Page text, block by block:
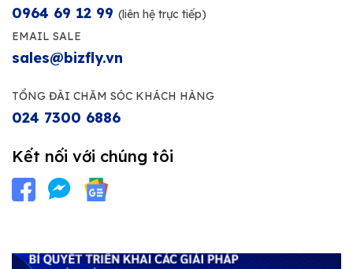
0964 69 12 99 (liên hệ trực tiếp)
EMAIL SALE
sales@bizfly.vn
TỔNG ĐÀI CHĂM SÓC KHÁCH HÀNG
024 7300 6886
Kết nối với chúng tôi